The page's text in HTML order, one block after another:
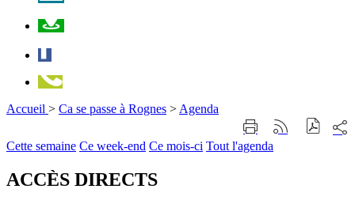
Accueil > Ca se passe à Rognes > Agenda
Imprimer
cette
page
Générer
flux
sur
Cette semaine Ce week-end Ce mois-ci Tout l'agenda
ACCÈS DIRECTS